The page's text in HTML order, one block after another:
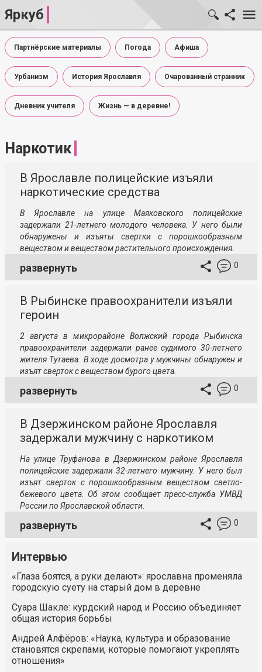
Яркуб
Партнёрские материалы Погода Афиша
Урбанизм История Ярославля Очарованный странник
Дневник учителя Жизнь — в деревне!
Наркотик
В Ярославле полицейские изъяли
наркотические средства
В Ярославле на улице Маяковского полицейские
задержали 21-летнего молодого человека. У него были
обнаружены и изъяты свертки с порошкообразным
веществом и веществом растительного происхождения.
развернуть 0
В Рыбинске правоохранители изъяли
героин
2 августа в микрорайоне Волжский города Рыбинска
правоохранители задержали ранее судимого 30-летнего
жителя Тутаева. В ходе досмотра у мужчины обнаружен и
изъят сверток с веществом бурого цвета.
развернуть 0
В Дзержинском районе Ярославля
задержали мужчину с наркотиком
На улице Труфанова в Дзержинском районе Ярославля
полицейские задержали 32-летнего мужчину. У него был
изъят сверток с порошкообразным веществом светло-
бежевого цвета. Об этом сообщает пресс-служба УМВД
России по Ярославской области.
развернуть 0
Интервью
«Глаза боятся, а руки делают»: ярославна променяла
городскую суету на старый дом в деревне
Суара Шакле: курдский народ и Россию объединяет
общая история борьбы
Андрей Алфёров: «Наука, культура и образование
становятся скрепами, которые помогают укреплять
отношения»